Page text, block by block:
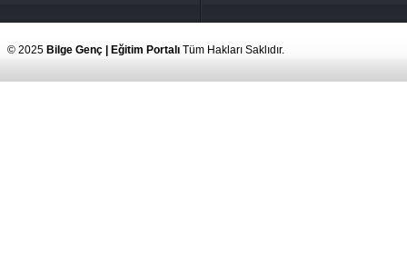
© 2025 Bilge Genç | Eğitim Portalı Tüm Hakları Saklıdır.